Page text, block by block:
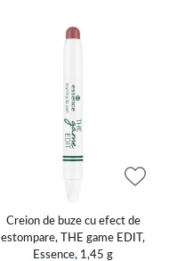
Creion de buze cu efect de
estompare, THE game EDIT,
Essence, 1,45 g